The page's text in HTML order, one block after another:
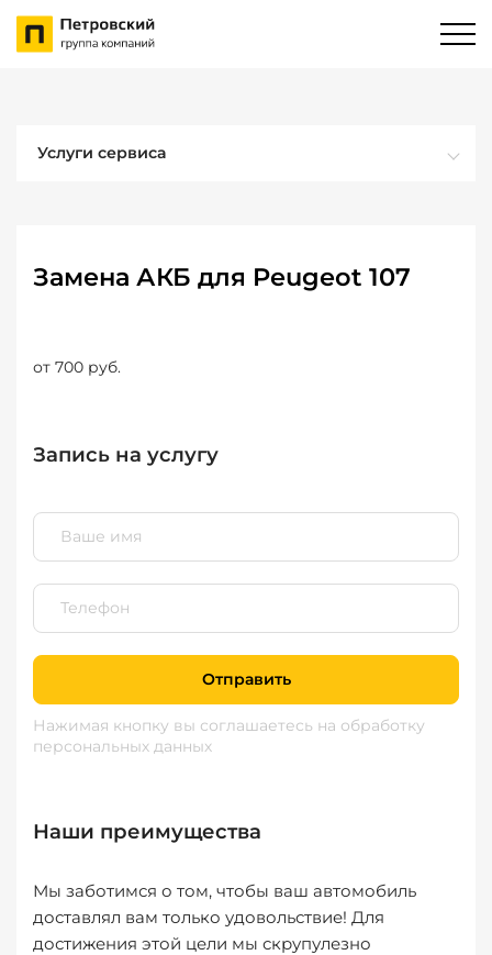
Услуги сервиса
Замена АКБ для Peugeot 107
от 700 руб.
Запись на услугу
Отправить
Нажимая кнопку вы соглашаетесь на обработку
персональных данных
Наши преимущества
Мы заботимся о том, чтобы ваш автомобиль
доставлял вам только удовольствие! Для
достижения этой цели мы скрупулезно